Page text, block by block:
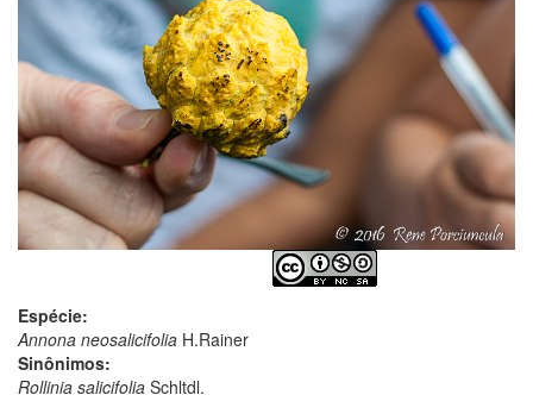
Espécie:
Annona neosalicifolia H.Rainer
Sinônimos:
Rollinia salicifolia Schltdl.